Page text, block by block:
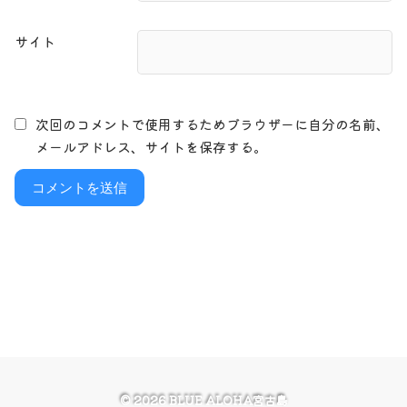
サイト
次回のコメントで使用するためブラウザーに自分の名前、
メールアドレス、サイトを保存する。
© 2026 BLUE ALOHA宮古島